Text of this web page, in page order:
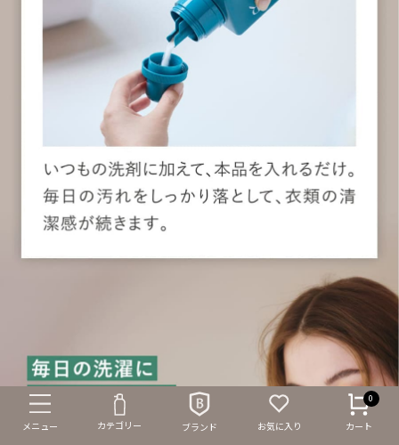
メニュー カテゴリー ブランド お気に入り カート
0